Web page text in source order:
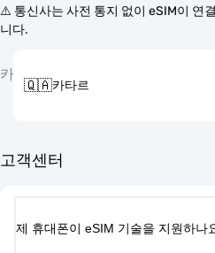
⚠️ 통신사는 사전 통지 없이 eSIM이 연
니다.
카
🇶🇦카타르
고객센터
제 휴대폰이 eSIM 기술을 지원하나